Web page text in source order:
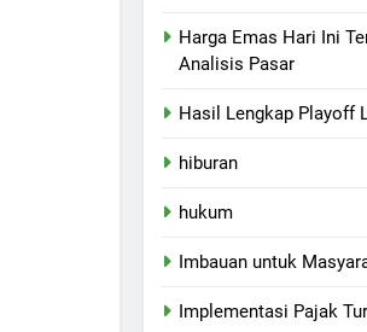
Harga Emas Hari Ini
Analisis Pasar
Hasil Lengkap Playoff
hiburan
hukum
Imbauan untuk
Implementasi Pajak